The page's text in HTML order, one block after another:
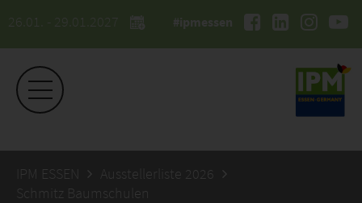
26.01. - 29.01.2027 #ipmessen
IPM ESSEN
Ausstellerliste 2026
Schmitz Baumschulen